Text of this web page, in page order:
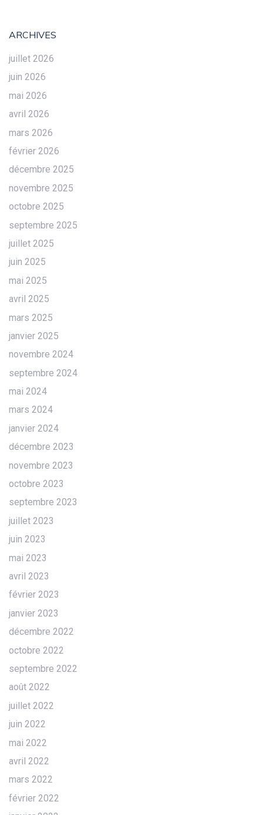
ARCHIVES
juillet 2026
juin 2026
mai 2026
avril 2026
mars 2026
février 2026
décembre 2025
novembre 2025
octobre 2025
septembre 2025
juillet 2025
juin 2025
mai 2025
avril 2025
mars 2025
janvier 2025
novembre 2024
septembre 2024
mai 2024
mars 2024
janvier 2024
décembre 2023
novembre 2023
octobre 2023
septembre 2023
juillet 2023
juin 2023
mai 2023
avril 2023
février 2023
janvier 2023
décembre 2022
octobre 2022
septembre 2022
août 2022
juillet 2022
juin 2022
mai 2022
avril 2022
mars 2022
février 2022